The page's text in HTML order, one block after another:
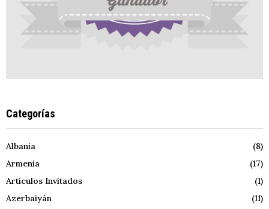
Categorías
Albania
(8)
Armenia
(17)
Artículos Invitados
(1)
Azerbaiyán
(11)